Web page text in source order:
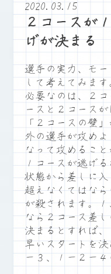
2020.03.15
２コースが
げが決まる
選手の実力、モ
して考えてみま
必要なのは、２
ースと２コース
「２コースの壁
外の選手が攻め
なって攻めるこ
１コースが逃げ
状態から差しに
超えなくてはな
が殺されます。
なら２コース差
決まるとすれば
早いスタートを
－３、１－２－４